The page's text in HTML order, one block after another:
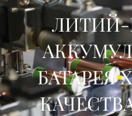
БАТАРЕЯ
КАЧЕСТВА